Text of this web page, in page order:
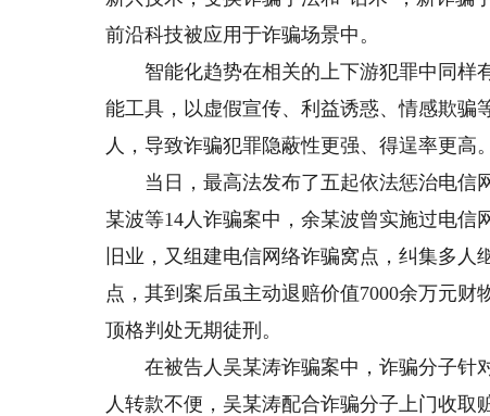
前沿科技被应用于诈骗场景中。
智能化趋势在相关的上下游犯罪中同样有
能工具，以虚假宣传、利益诱惑、情感欺骗
人，导致诈骗犯罪隐蔽性更强、得逞率更高。
当日，最高法发布了五起依法惩治电信
某波等14人诈骗案中，余某波曾实施过电
旧业，又组建电信网络诈骗窝点，纠集多
点，其到案后虽主动退赔价值7000余万元
顶格判处无期徒刑。
在被告人吴某涛诈骗案中，诈骗分子针
人转款不便，吴某涛配合诈骗分子上门收